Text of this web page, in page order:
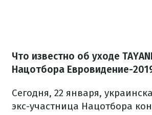
Что известно об уходе
Нацотбора Евровидение-
Сегодня, 22 января,
экс-участница Нацотбора